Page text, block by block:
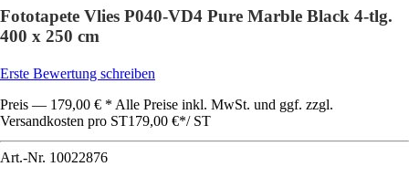
Fototapete Vlies P040-VD4 Pure Marble Black 4-tlg.
400 x 250 cm
Erste Bewertung schreiben
Preis — 179,00 € * Alle Preise inkl. MwSt. und ggf. zzgl.
Versandkosten pro ST179,00 €*/ ST
Art.-Nr. 10022876